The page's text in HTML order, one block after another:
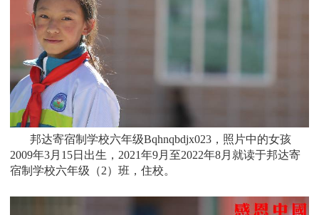
邦达寄宿制学校六年级Bqhnqbdjx023，照片中的女孩
2009年3月15日 出生， 2021年9月至2022年8月就读于邦达寄
宿制学校六年级 （2） 班 ，住校。